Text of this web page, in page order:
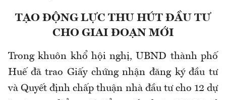
TẠO ĐỘNG LỰC THU HÚT ĐẦU TƯ
CHO GIAI ĐOẠN MỚI
Trong khuôn khổ hội nghị, UBND thành phố
Huế đã trao Giấy chứng nhận đăng ký đầu tư
và Quyết định chấp thuận nhà đầu tư cho 12 dự